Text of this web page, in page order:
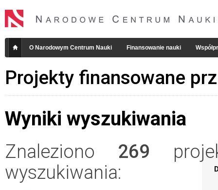
O Narodowym Centrum Nauki Finansowanie nauki
Projekty finansowane
Wyniki wyszukiwania
Znaleziono 269
wyszukiwania: